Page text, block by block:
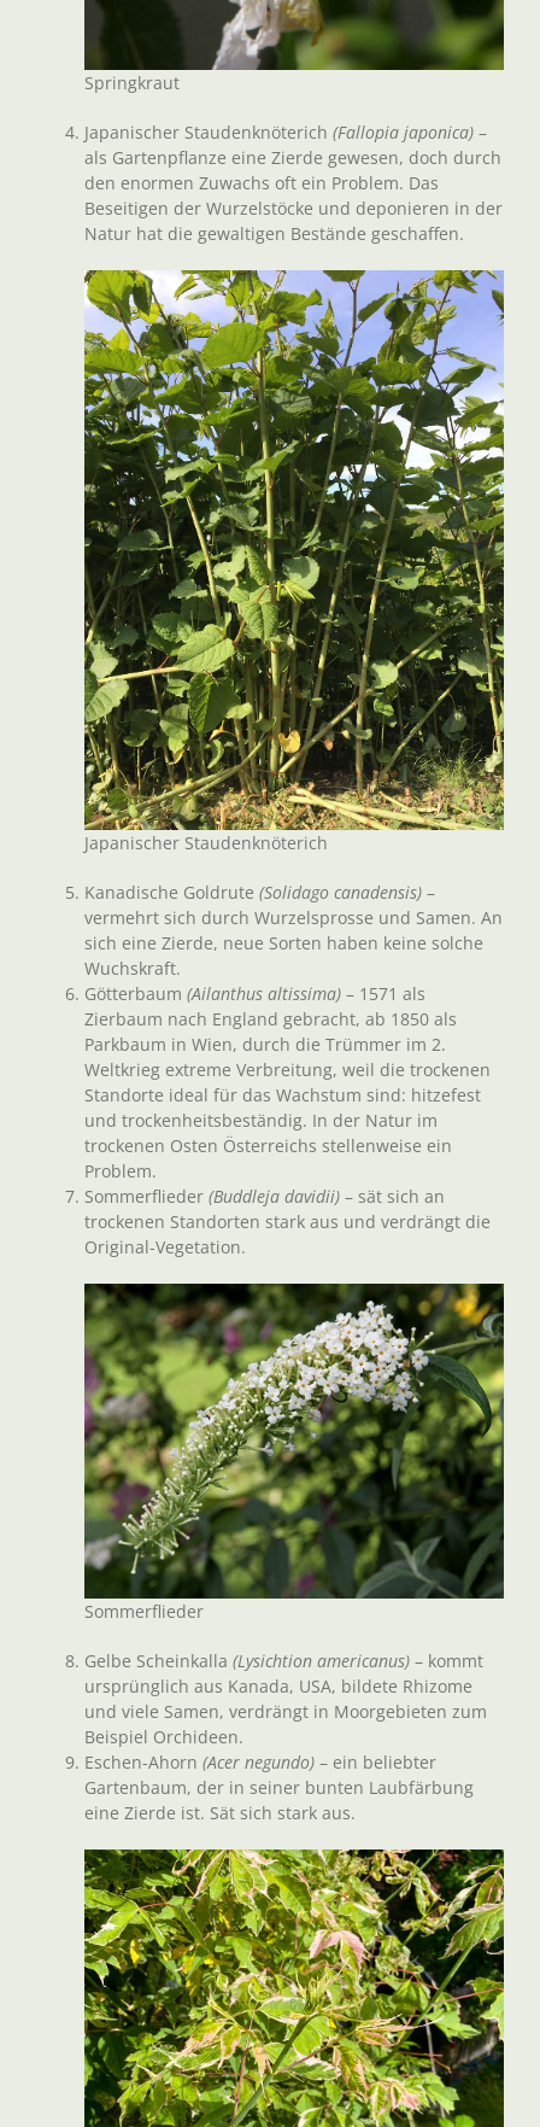
Springkraut
Japanischer Staudenknöterich (Fallopia japonica) –
als Gartenpflanze eine Zierde gewesen, doch durch
den enormen Zuwachs oft ein Problem. Das
Beseitigen der Wurzelstöcke und deponieren in der
Natur hat die gewaltigen Bestände geschaffen.
Japanischer Staudenknöterich
Kanadische Goldrute (Solidago canadensis) –
vermehrt sich durch Wurzelsprosse und Samen. An
sich eine Zierde, neue Sorten haben keine solche
Wuchskraft.
Götterbaum (Ailanthus altissima) – 1571 als
Zierbaum nach England gebracht, ab 1850 als
Parkbaum in Wien, durch die Trümmer im 2.
Weltkrieg extreme Verbreitung, weil die trockenen
Standorte ideal für das Wachstum sind: hitzefest
und trockenheitsbeständig. In der Natur im
trockenen Osten Österreichs stellenweise ein
Problem.
Sommerflieder (Buddleja davidii) – sät sich an
trockenen Standorten stark aus und verdrängt die
Original-Vegetation.
Sommerflieder
Gelbe Scheinkalla (Lysichtion americanus) – kommt
ursprünglich aus Kanada, USA, bildete Rhizome
und viele Samen, verdrängt in Moorgebieten zum
Beispiel Orchideen.
Eschen-Ahorn (Acer negundo) – ein beliebter
Gartenbaum, der in seiner bunten Laubfärbung
eine Zierde ist. Sät sich stark aus.